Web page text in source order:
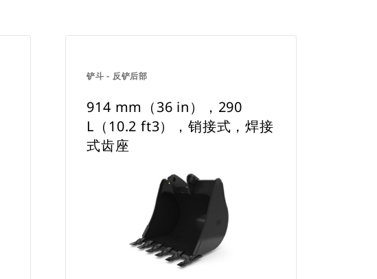
铲斗 - 反铲后部
914 mm（36 in），290
L（10.2 ft3），销接式，焊接
式齿座